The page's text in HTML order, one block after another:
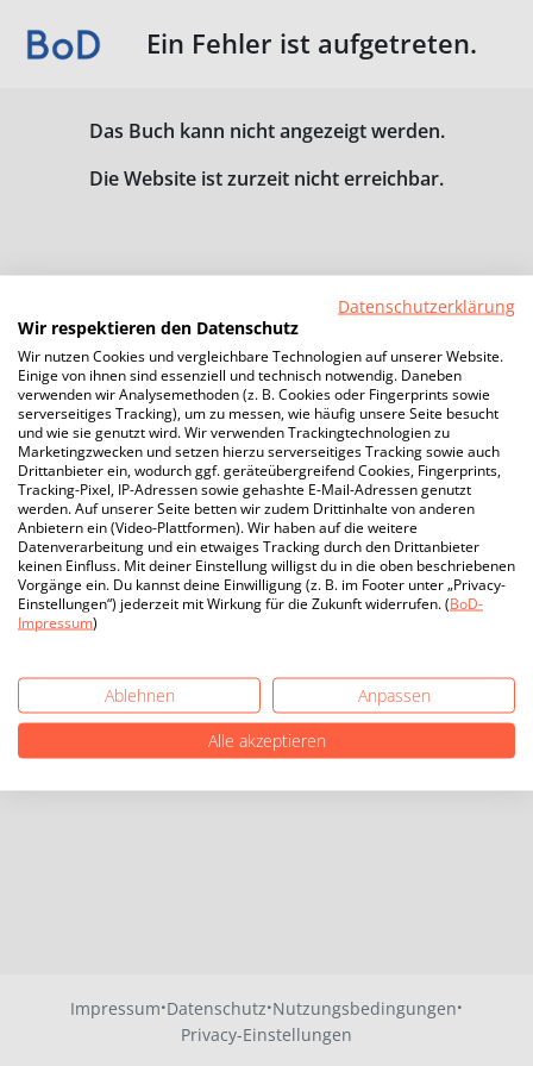
Ein Fehler ist aufgetreten.
Das Buch kann nicht angezeigt werden.
Die Website ist zurzeit nicht erreichbar.
Impressum·Datenschutz·Nutzungsbedingungen·
Privacy-Einstellungen
Datenschutzerklärung
Wir respektieren den Datenschutz
Wir nutzen Cookies und vergleichbare Technologien auf unserer Website.
Einige von ihnen sind essenziell und technisch notwendig. Daneben
verwenden wir Analysemethoden (z. B. Cookies oder Fingerprints sowie
serverseitiges Tracking), um zu messen, wie häufig unsere Seite besucht
und wie sie genutzt wird. Wir verwenden Trackingtechnologien zu
Marketingzwecken und setzen hierzu serverseitiges Tracking sowie auch
Drittanbieter ein, wodurch ggf. geräteübergreifend Cookies, Fingerprints,
Tracking-Pixel, IP-Adressen sowie gehashte E-Mail-Adressen genutzt
werden. Auf unserer Seite betten wir zudem Drittinhalte von anderen
Anbietern ein (Video-Plattformen). Wir haben auf die weitere
Datenverarbeitung und ein etwaiges Tracking durch den Drittanbieter
keinen Einfluss. Mit deiner Einstellung willigst du in die oben beschriebenen
Vorgänge ein. Du kannst deine Einwilligung (z. B. im Footer unter „Privacy-
Einstellungen“) jederzeit mit Wirkung für die Zukunft widerrufen. (BoD-
Impressum)
Ablehnen
Anpassen
Alle akzeptieren